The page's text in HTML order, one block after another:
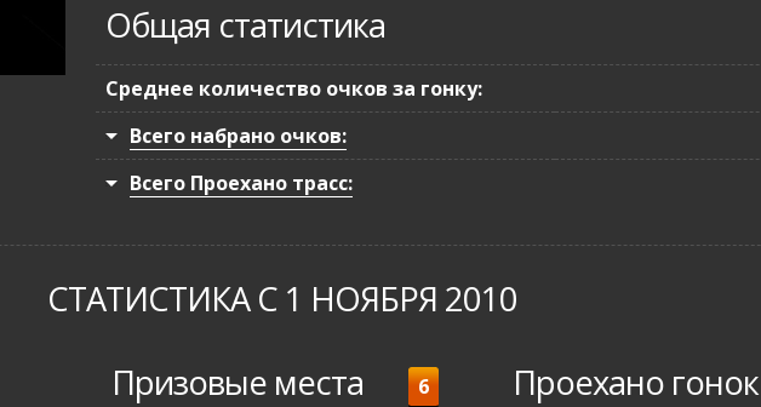
Общая статистика
Среднее количество очков за гонку:
Всего набрано очков:
Всего Проехано трасс:
СТАТИСТИКА С 1 НОЯБРЯ 2010
Призовые места 6 Проехано гонок